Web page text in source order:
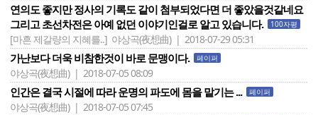
연의도 좋지만 정사의 기록도 같이 첨부되었다면 더 좋았을것같네요
그리고 초선차전은 아예 없던 이야기인걸로 알고 있습니다.
100자평
[마흔 제갈량의 지혜를..] 야상곡(夜想曲) | 2018-07-29 05:31
가난보다 더욱 비참한것이 바로 문맹이다. 페이퍼
야상곡(夜想曲) | 2018-07-05 08:09
인간은 결국 시절에 따라 운명의 파도에 몸을 맡기는 ... 페이퍼
야상곡(夜想曲) | 2018-07-05 07:45